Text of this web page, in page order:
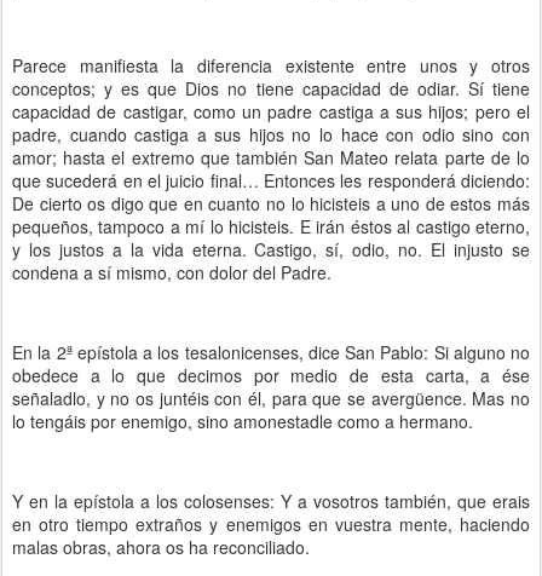
Parece manifiesta la diferencia existente entre unos y otros
conceptos; y es que Dios no tiene capacidad de odiar. Sí tiene
capacidad de castigar, como un padre castiga a sus hijos; pero el
padre, cuando castiga a sus hijos no lo hace con odio sino con
amor; hasta el extremo que también San Mateo relata parte de lo
que sucederá en el juicio final… Entonces les responderá diciendo:
De cierto os digo que en cuanto no lo hicisteis a uno de estos más
pequeños, tampoco a mí lo hicisteis. E irán éstos al castigo eterno,
y los justos a la vida eterna. Castigo, sí, odio, no. El injusto se
condena a sí mismo, con dolor del Padre.
En la 2ª epístola a los tesalonicenses, dice San Pablo: Si alguno no
obedece a lo que decimos por medio de esta carta, a ése
señaladlo, y no os juntéis con él, para que se avergüence. Mas no
lo tengáis por enemigo, sino amonestadle como a hermano.
Y en la epístola a los colosenses: Y a vosotros también, que erais
en otro tiempo extraños y enemigos en vuestra mente, haciendo
malas obras, ahora os ha reconciliado.